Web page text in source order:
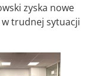
zyska nowe
trudnej sytuacji